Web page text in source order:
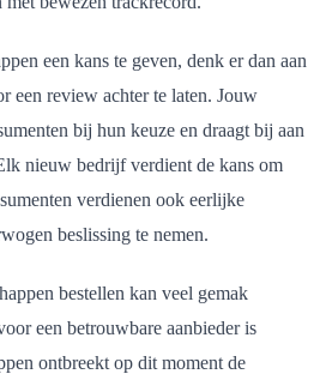
een kans te geven, denk er dan aan
een review achter te laten. Jouw
bij hun keuze en draagt bij aan
nieuw bedrijf verdient de kans om
verdienen ook eerlijke
beslissing te nemen.
bestellen kan veel gemak
een betrouwbare aanbieder is
ontbreekt op dit moment de